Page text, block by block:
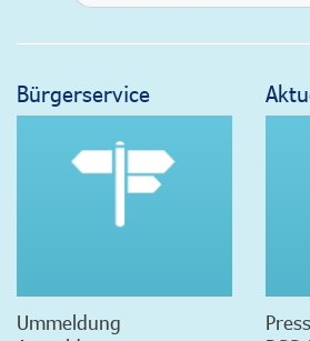
Bürgerservice
Ummeldung